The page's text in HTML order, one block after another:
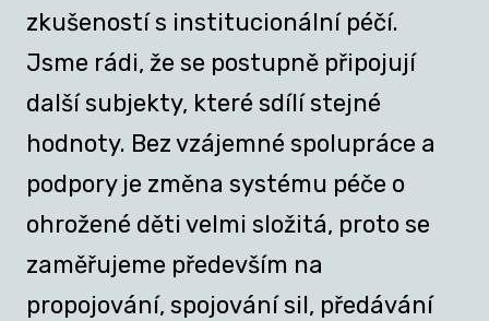
zkušeností s institucionální péčí.
Jsme rádi, že se postupně připojují
další subjekty, které sdílí stejné
hodnoty. Bez vzájemné spolupráce a
podpory je změna systému péče o
ohrožené děti velmi složitá, proto se
zaměřujeme především na
propojování, spojování sil, předávání